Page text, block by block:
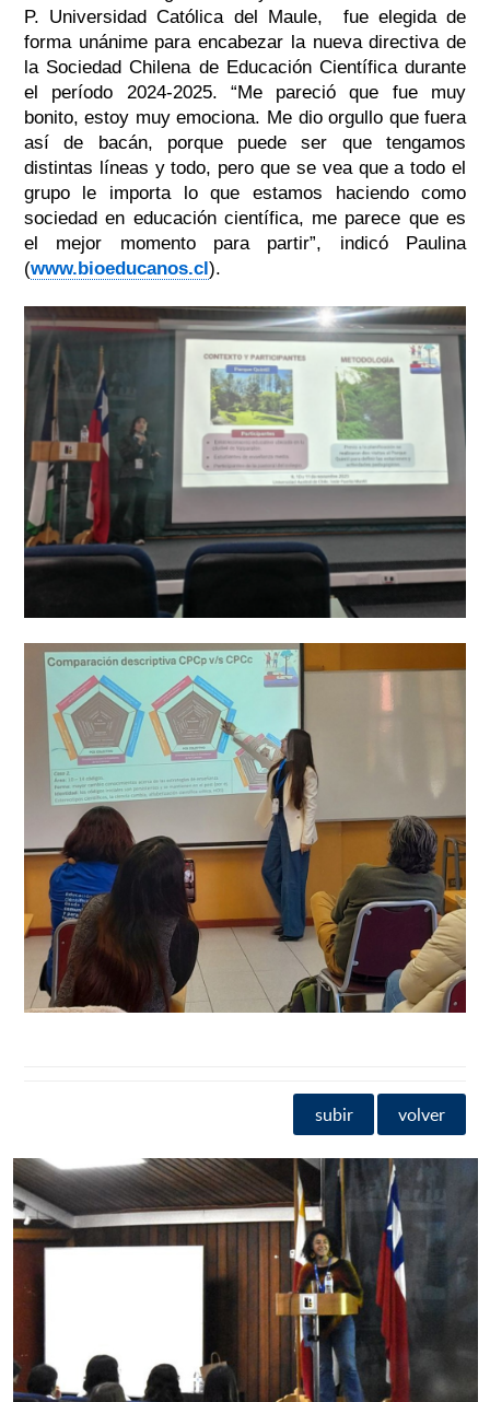
P. Universidad Católica del Maule, fue elegida de
forma unánime para encabezar la nueva directiva de
la Sociedad Chilena de Educación Científica durante
el período 2024-2025. “Me pareció que fue muy
bonito, estoy muy emociona. Me dio orgullo que fuera
así de bacán, porque puede ser que tengamos
distintas líneas y todo, pero que se vea que a todo el
grupo le importa lo que estamos haciendo como
sociedad en educación científica, me parece que es
el mejor momento para partir”, indicó Paulina
(www.bioeducanos.cl).
subir volver